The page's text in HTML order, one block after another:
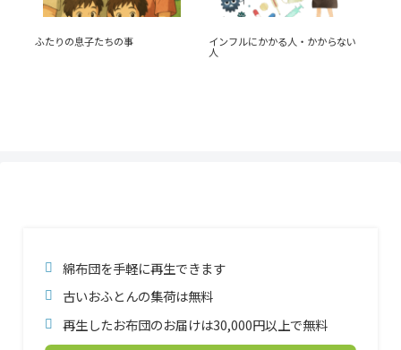
ふたりの息子たちの事 インフルにかかる人・かからない
人
綿布団を手軽に再生できます
古いおふとんの集荷は無料
再生したお布団のお届けは30,000円以上で無料